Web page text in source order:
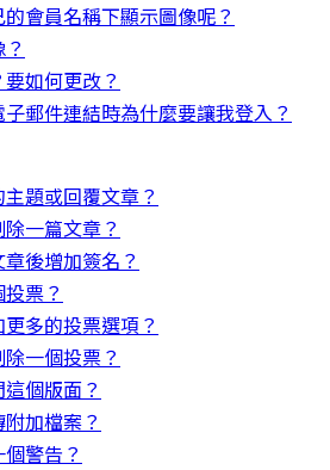
會員名稱下顯示圖像呢？
如何更改？
郵件連結時為什麼要讓我登入？
題或回覆文章？
一篇文章？
後增加簽名？
票？
多的投票選項？
一個投票？
個版面？
加檔案？
警告？